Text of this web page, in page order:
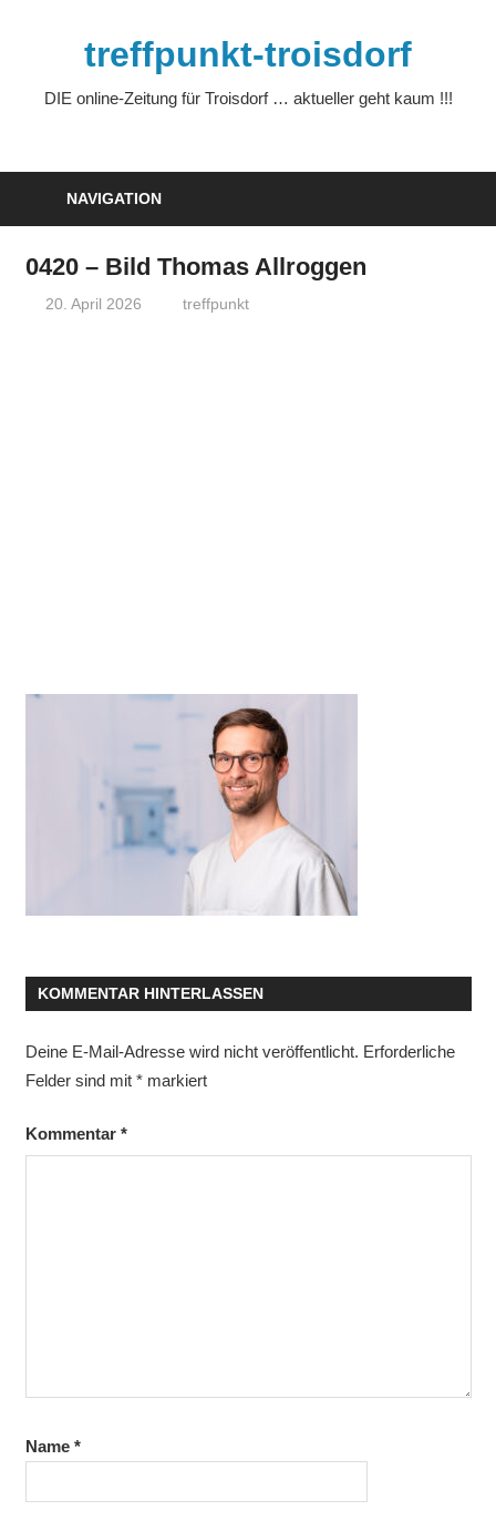
treffpunkt-troisdorf
DIE online-Zeitung für Troisdorf … aktueller geht kaum !!!
NAVIGATION
0420 – Bild Thomas Allroggen
20. April 2026 treffpunkt
KOMMENTAR HINTERLASSEN
Deine E-Mail-Adresse wird nicht veröffentlicht. Erforderliche
Felder sind mit *markiert
Kommentar *
Name *